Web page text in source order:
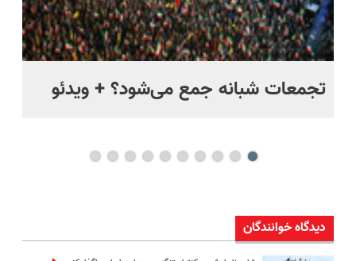
تجمعات شبانه جمع می‌شود؟ + ویدئو
دیدگاه خوانندگان